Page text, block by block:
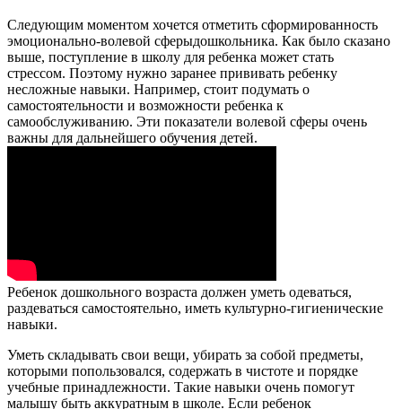
Следующим моментом хочется отметить сформированность
эмоционально-волевой сферыдошкольника. Как было сказано
выше, поступление в школу для ребенка может стать
стрессом. Поэтому нужно заранее прививать ребенку
несложные навыки. Например, стоит подумать о
самостоятельности и возможности ребенка к
самообслуживанию. Эти показатели волевой сферы очень
важны для дальнейшего обучения детей.
Ребенок дошкольного возраста должен уметь одеваться,
раздеваться самостоятельно, иметь культурно-гигиенические
навыки.
Уметь складывать свои вещи, убирать за собой предметы,
которыми попользовался, содержать в чистоте и порядке
учебные принадлежности. Такие навыки очень помогут
малышу быть аккуратным в школе. Если ребенок